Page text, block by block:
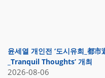
윤세열 개인전 ‘도시유희_都市
_Tranquil Thoughts’ 개최
2026-08-06